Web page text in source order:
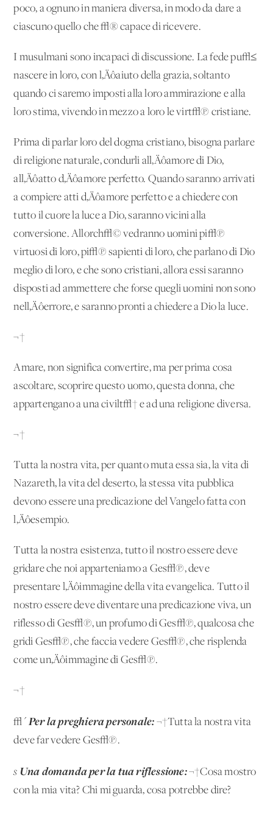
poco, a ognuno in maniera diversa, in modo da dare a
ciascuno quello che √® capace di ricevere.
I musulmani sono incapaci di discussione. La fede pu√≤
nascere in loro, con l‚Äôaiuto della grazia, soltanto
quando ci saremo imposti alla loro ammirazione e alla
loro stima, vivendo in mezzo a loro le virt√π cristiane.
Prima di parlar loro del dogma cristiano, bisogna parlare
di religione naturale, condurli all‚Äôamore di Dio,
all‚Äôatto d‚Äôamore perfetto. Quando saranno arrivati
a compiere atti d‚Äôamore perfetto e a chiedere con
tutto il cuore la luce a Dio, saranno vicini alla
conversione. Allorch√© vedranno uomini pi√π
virtuosi di loro, pi√π sapienti di loro, che parlano di Dio
meglio di loro, e che sono cristiani, allora essi saranno
disposti ad ammettere che forse quegli uomini non sono
nell‚Äôerrore, e saranno pronti a chiedere a Dio la luce.
¬†
Amare, non significa convertire, ma per prima cosa
ascoltare, scoprire questo uomo, questa donna, che
appartengano a una civilt√† e ad una religione diversa.
¬†
Tutta la nostra vita, per quanto muta essa sia, la vita di
Nazareth, la vita del deserto, la stessa vita pubblica
devono essere una predicazione del Vangelo fatta con
l‚Äôesempio.
Tutta la nostra esistenza, tutto il nostro essere deve
gridare che noi apparteniamo a Ges√π, deve
presentare l‚Äôimmagine della vita evangelica. Tutto il
nostro essere deve diventare una predicazione viva, un
riflesso di Ges√π, un profumo di Ges√π, qualcosa che
gridi Ges√π, che faccia vedere Ges√π, che risplenda
come un‚Äôimmagine di Ges√π.
¬†
√´ Per la preghiera personale: ¬†Tutta la nostra vita
deve far vedere Ges√π.
s Una domanda per la tua riflessione:¬†Cosa mostro
con la mia vita? Chi mi guarda, cosa potrebbe dire?